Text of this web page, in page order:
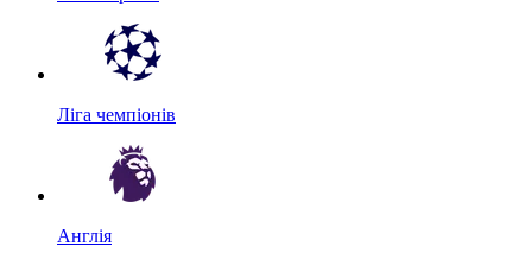
Ліга чемпіонів
Англія